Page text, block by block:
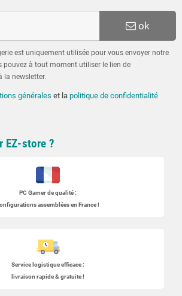
ok
est uniquement utilisée pour vous envoyer notre
pouvez à tout moment utiliser le lien de
la newsletter.
générales et la politique de confidentialité
EZ-store ?
PC Gamerde qualité :
assemblées en France !
Service logistique efficace :
livraison rapide & gratuite !